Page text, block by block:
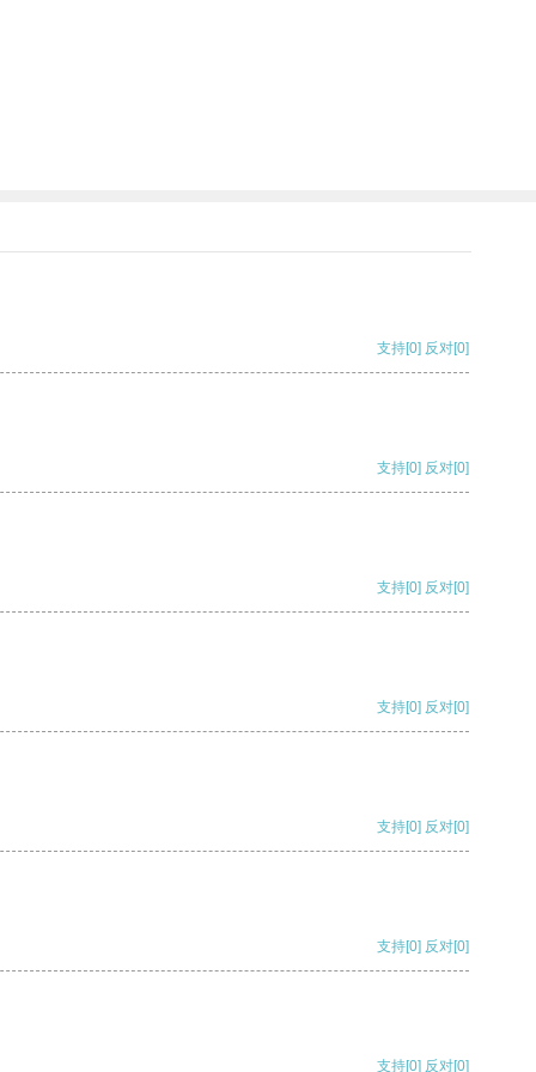
支持[0] 反对[0]
支持[0] 反对[0]
支持[0] 反对[0]
支持[0] 反对[0]
支持[0] 反对[0]
支持[0] 反对[0]
支持[0] 反对[0]